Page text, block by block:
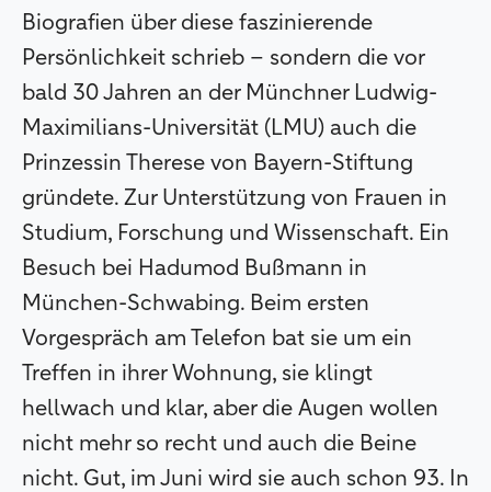
Biografien über diese faszinierende
Persönlichkeit schrieb – sondern die vor
bald 30 Jahren an der Münchner Ludwig-
Maximilians-Universität (LMU) auch die
Prinzessin Therese von Bayern-Stiftung
gründete. Zur Unterstützung von Frauen in
Studium, Forschung und Wissenschaft. Ein
Besuch bei Hadumod Bußmann in
München-Schwabing. Beim ersten
Vorgespräch am Telefon bat sie um ein
Treffen in ihrer Wohnung, sie klingt
hellwach und klar, aber die Augen wollen
nicht mehr so recht und auch die Beine
nicht. Gut, im Juni wird sie auch schon 93. In